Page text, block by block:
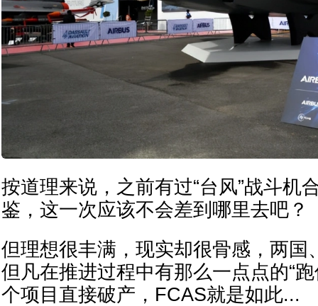
按道理来说，之前有过“台风”战斗机
鉴，这一次应该不会差到哪里去吧？
但理想很丰满，现实却很骨感，两国
但凡在推进过程中有那么一点点的“
个项目直接破产，FCAS就是如此...